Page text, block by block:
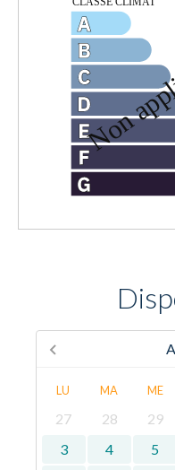
LU MA ME
27 28 29
3
4 5